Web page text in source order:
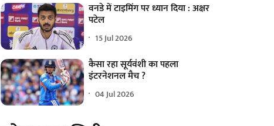
वनडे में टाइमिंग पर ध्यान दिया : अक्षर
पटेल
15 Jul 2026
कैसा रहा सूर्यवंशी का पहला
इंटरनेशनल मैच ?
04 Jul 2026